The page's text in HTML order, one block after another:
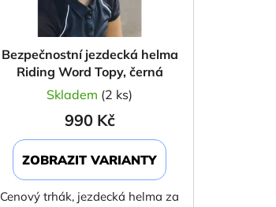
Bezpečnostní jezdecká helma
Riding Word Topy, černá
Skladem (2 ks)
990 Kč
ZOBRAZIT VARIANTY
Cenový trhák, jezdecká helma za